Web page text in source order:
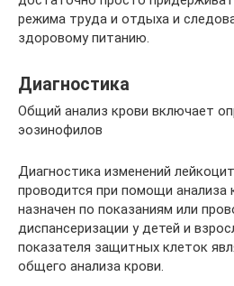
режима труда и отдыха и
здоровому питанию.
Диагностика
Общий анализ крови включает
эозинофилов
Диагностика изменений
проводится при помощи
назначен по показаниям или
диспансеризации у детей и
показателя защитных клеток
общего анализа крови.